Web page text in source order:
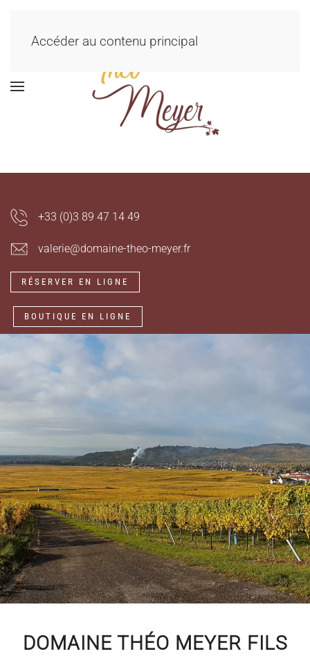
Accéder au contenu principal
+33 (0)3 89 47 14 49
valerie@domaine-theo-meyer.fr
RÉSERVER EN LIGNE
BOUTIQUE EN LIGNE
DOMAINE THÉO MEYER FILS